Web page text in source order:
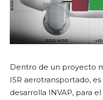
Dentro de un proyecto
ISR aerotransportado,
desarrolla INVAP, para